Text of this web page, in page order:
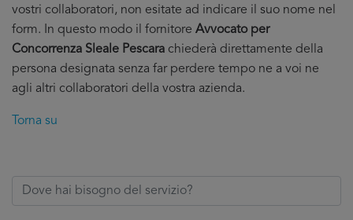
vostri collaboratori, non esitate ad indicare il suo nome nel
form. In questo modo il fornitore Avvocato per
Concorrenza Sleale Pescara chiederà direttamente della
persona designata senza far perdere tempo ne a voi ne
agli altri collaboratori della vostra azienda.
Torna su